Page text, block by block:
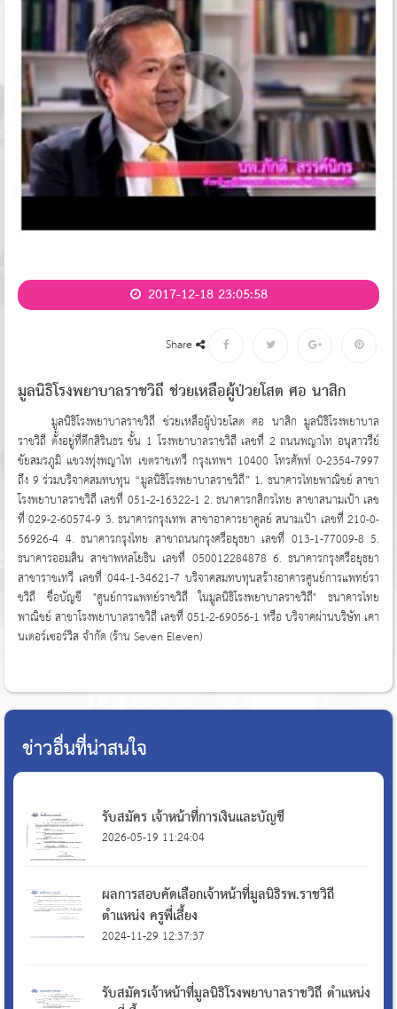
2017-12-18 23:05:58
Share
มูลนิธิโรงพยาบาลราชวิถี ช่วยเหลือผู้ป่วยโสต ศอ นาสิก
มูลนิธิโรงพยาบาลราชวิถี ช่วยเหลือผู้ป่วยโสต ศอ นาสิก มูลนิธิโรงพยาบาล
ราชวิถี ตั้งอยู่ที่ตึกสิรินธร ชั้น 1 โรงพยาบาลราชวิถี เลขที่ 2 ถนนพญาไท อนุสาวรีย์
ชัยสมรภูมิ แขวงทุ่งพญาไท เขตราชเทวี กรุงเทพฯ 10400 โทรศัพท์ 0-2354-7997
ถึง 9 ร่วมบริจาคสมทบทุน “มูลนิธิโรงพยาบาลราชวิถี” 1. ธนาคารไทยพาณิชย์ สาขา
โรงพยาบาลราชวิถี เลขที่ 051-2-16322-1 2. ธนาคารกสิกรไทย สาขาสนามเป้า เลข
ที่ 029-2-60574-9 3. ธนาคารกรุงเทพ สาขาอาคารยาคูลย์ สนามเป้า เลขที่ 210-0-
56926-4 4. ธนาคารกรุงไทย สาขาถนนกรุงศรีอยุธยา เลขที่ 013-1-77009-8 5.
ธนาคารออมสิน สาขาพหลโยธิน เลขที่ 050012284878 6. ธนาคารกรุงศรีอยุธยา
สาขาราชเทวี เลขที่ 044-1-34621-7 บริจาคสมทบทุนสร้างอาคารศูนย์การแพทย์รา
ชว­ิถี ชื่อบัญชี "ศูนย์การแพทย์ราชวิถี ในมูลนิธิโรงพยาบาลราชวิถี" ธนาคารไทย
พาณิชย์ สาขาโรงพยาบาลราชวิถี เลขที่ 051-2-69056-1 หรือ บริจาคผ่านบริษัท เคา
นเตอร์เซอร์วิส จำกัด (ร้าน Seven Eleven)
ข่าวอื่นที่น่าสนใจ
รับสมัคร เจ้าหน้าที่การเงินและบัญชี
2026-05-19 11:24:04
ผลการสอบคัดเลือกเจ้าหน้าที่มูลนิธิรพ.ราชวิถี
ตำแหน่ง ครูพี่เลี้ยง
2024-11-29 12:37:37
รับสมัครเจ้าหน้าที่มูลนิธิโรงพยาบาลราชวิถี ตำแหน่ง